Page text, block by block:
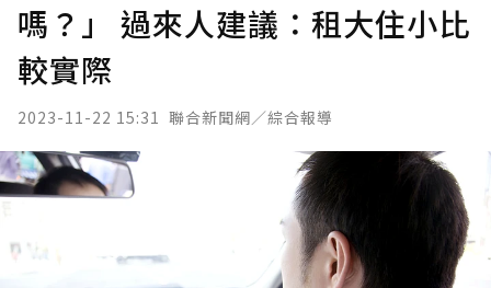
嗎？」 過來人建議：租大住小比
較實際
2023-11-22 15:31 聯合新聞網／綜合報導